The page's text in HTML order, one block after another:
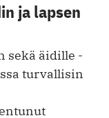
ja lapsen
sekä äidille
turvallisin